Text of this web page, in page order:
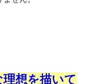
理想を描いて